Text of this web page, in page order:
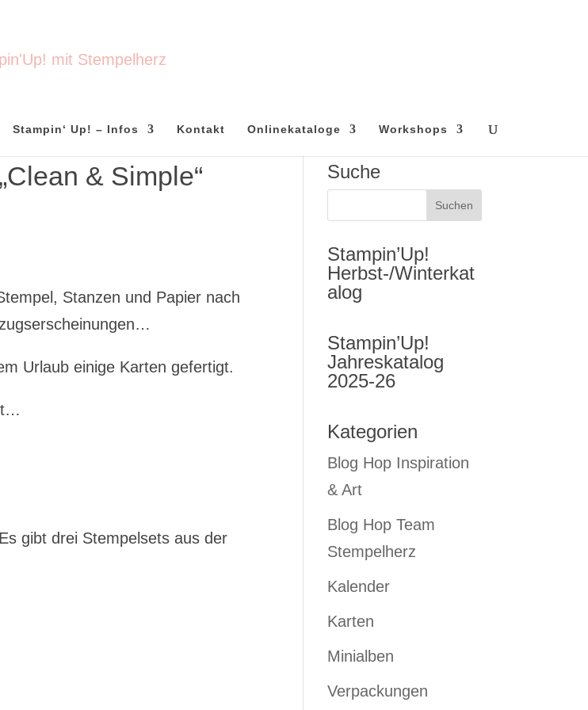
Stampin‘ Up! – Infos Kontakt Onlinekataloge Workshops
& Simple“
Stanzen und Papier nach
Urlaub einige Karten gefertigt.
gibt drei Stempelsets aus der
Suche
Stampin’Up!
Herbst-/Winterkat
alog
Stampin’Up!
Jahreskatalog
2025-26
Kategorien
Blog Hop Inspiration
& Art
Blog Hop Team
Stempelherz
Kalender
Karten
Minialben
Verpackungen